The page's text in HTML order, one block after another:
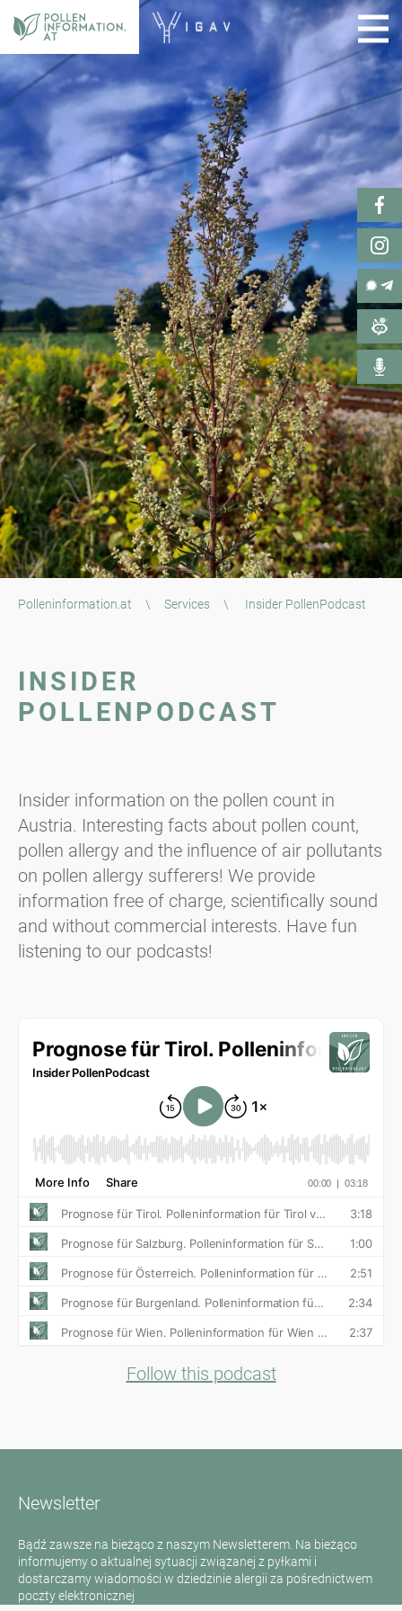
Polleninformation.at \ Services \ Insider PollenPodcast
INSIDER
POLLENPODCAST
Insider information on the pollen count in
Austria. Interesting facts about pollen count,
pollen allergy and the influence of air pollutants
on pollen allergy sufferers! We provide
information free of charge, scientifically sound
and without commercial interests. Have fun
listening to our podcasts!
Follow this podcast
Newsletter
Bądź zawsze na bieżąco z naszym Newsletterem. Na bieżąco
informujemy o aktualnej sytuacji związanej z pyłkami i
dostarczamy wiadomości w dziedzinie alergii za pośrednictwem
poczty elektronicznej